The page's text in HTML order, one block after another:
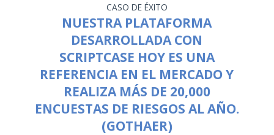
CASO DE ÉXITO
NUESTRA PLATAFORMA
DESARROLLADA CON
SCRIPTCASE HOY ES UNA
REFERENCIA EN EL MERCADO Y
REALIZA MÁS DE 20,000
ENCUESTAS DE RIESGOS AL AÑO.
(GOTHAER)